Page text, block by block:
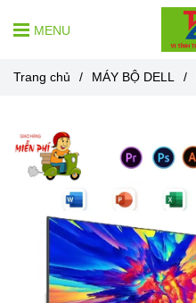
MENU
Trang chủ / MÁY BỘ DELL /